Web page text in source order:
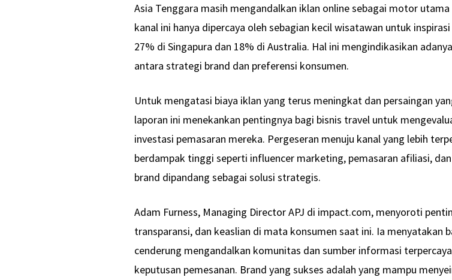
Asia Tenggara masih mengandalkan iklan online sebagai motor utama
kanal ini hanya dipercaya oleh sebagian kecil wisatawan untuk
27% di Singapura dan 18% di Australia. Hal ini mengindikasikan
antara strategi brand dan preferensi konsumen.
Untuk mengatasi biaya iklan yang terus meningkat dan persaingan
laporan ini menekankan pentingnya bagi bisnis travel untuk
investasi pemasaran mereka. Pergeseran menuju kanal yang lebih
berdampak tinggi seperti influencer marketing, pemasaran afiliasi,
brand dipandang sebagai solusi strategis.
Adam Furness, Managing Director APJ di impact.com, menyoroti
transparansi, dan keaslian di mata konsumen saat ini. Ia menyatakan
cenderung mengandalkan komunitas dan sumber informasi
keputusan pemesanan. Brand yang sukses adalah yang mampu